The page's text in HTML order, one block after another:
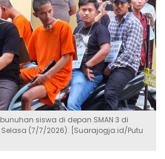
siswa di depan SMAN 3 di
(7/7/2026). [Suarajogja.id/Putu